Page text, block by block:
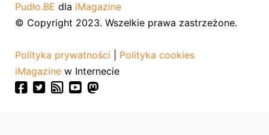
Pudło.BE dla iMagazine
© Copyright 2023. Wszelkie prawa zastrzeżone.
Polityka prywatności
Polityka cookies
iMagazine w Internecie